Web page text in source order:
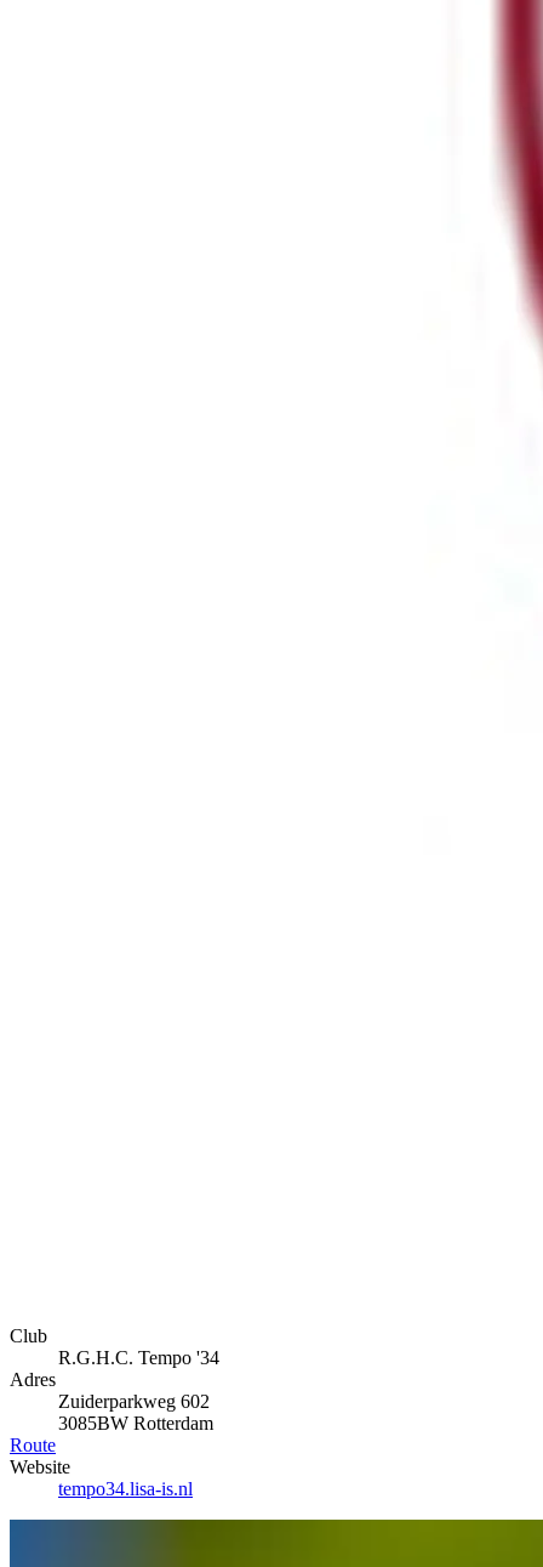
Club
R.G.H.C. Tempo '34
Adres
Zuiderparkweg 602
3085BW Rotterdam
Route
Website
tempo34.lisa-is.nl